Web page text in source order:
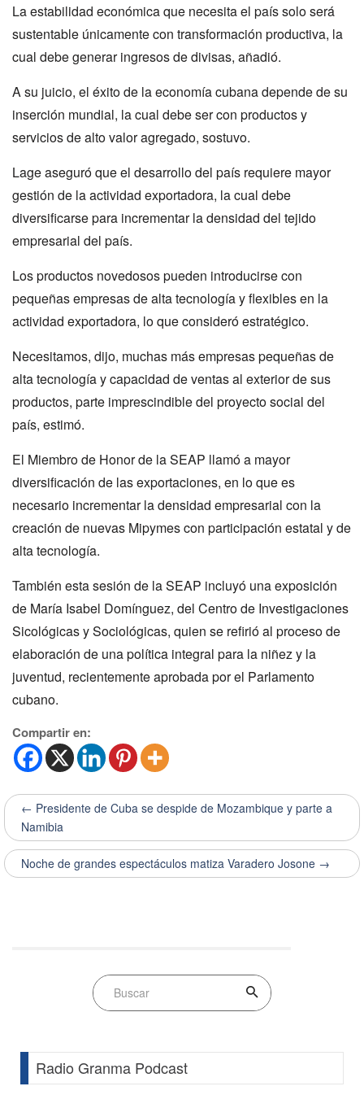
La estabilidad económica que necesita el país solo será
sustentable únicamente con transformación productiva, la
cual debe generar ingresos de divisas, añadió.
A su juicio, el éxito de la economía cubana depende de su
inserción mundial, la cual debe ser con productos y
servicios de alto valor agregado, sostuvo.
Lage aseguró que el desarrollo del país requiere mayor
gestión de la actividad exportadora, la cual debe
diversificarse para incrementar la densidad del tejido
empresarial del país.
Los productos novedosos pueden introducirse con
pequeñas empresas de alta tecnología y flexibles en la
actividad exportadora, lo que consideró estratégico.
Necesitamos, dijo, muchas más empresas pequeñas de
alta tecnología y capacidad de ventas al exterior de sus
productos, parte imprescindible del proyecto social del
país, estimó.
El Miembro de Honor de la SEAP llamó a mayor
diversificación de las exportaciones, en lo que es
necesario incrementar la densidad empresarial con la
creación de nuevas Mipymes con participación estatal y de
alta tecnología.
También esta sesión de la SEAP incluyó una exposición
de María Isabel Domínguez, del Centro de Investigaciones
Sicológicas y Sociológicas, quien se refirió al proceso de
elaboración de una política integral para la niñez y la
juventud, recientemente aprobada por el Parlamento
cubano.
Compartir en:
← Presidente de Cuba se despide de Mozambique y parte a
Namibia
Noche de grandes espectáculos matiza Varadero Josone →
Radio Granma Podcast